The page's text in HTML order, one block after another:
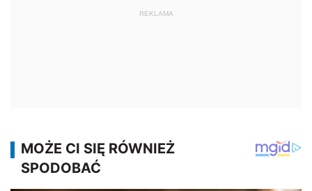
REKLAMA